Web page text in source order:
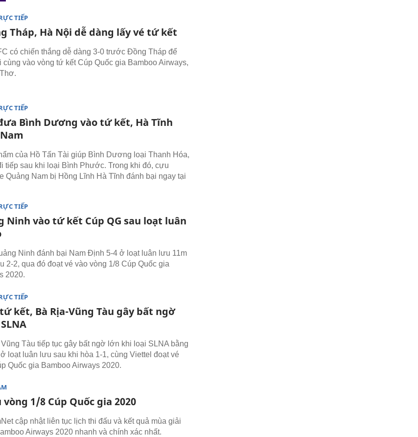
TIẾP
Tháp, Hà Nội dễ dàng lấy vé tứ kết
có chiến thắng dễ dàng 3-0 trước Đồng Tháp để
cùng vào vòng tứ kết Cúp Quốc gia Bamboo Airways,
TIẾP
Bình Dương vào tứ kết, Hà Tĩnh
của Hồ Tấn Tài giúp Bình Dương loại Thanh Hóa,
tiếp sau khi loại Bình Phước. Trong khi đó, cựu
Quảng Nam bị Hồng Lĩnh Hà Tĩnh đánh bại ngay tại
TIẾP
Ninh vào tứ kết Cúp QG sau loạt luân
Ninh đánh bại Nam Định 5-4 ở loạt luân lưu 11m
2-2, qua đó đoạt vé vào vòng 1/8 Cúp Quốc gia
2020.
TIẾP
kết, Bà Rịa-Vũng Tàu gây bất ngờ
Tàu tiếp tục gây bất ngờ lớn khi loại SLNA bằng
loạt luân lưu sau khi hòa 1-1, cùng Viettel đoạt vé
Quốc gia Bamboo Airways 2020.
1/8 Cúp Quốc gia 2020
cập nhật liên tục lịch thi đấu và kết quả mùa giải
Airways 2020 nhanh và chính xác nhất.